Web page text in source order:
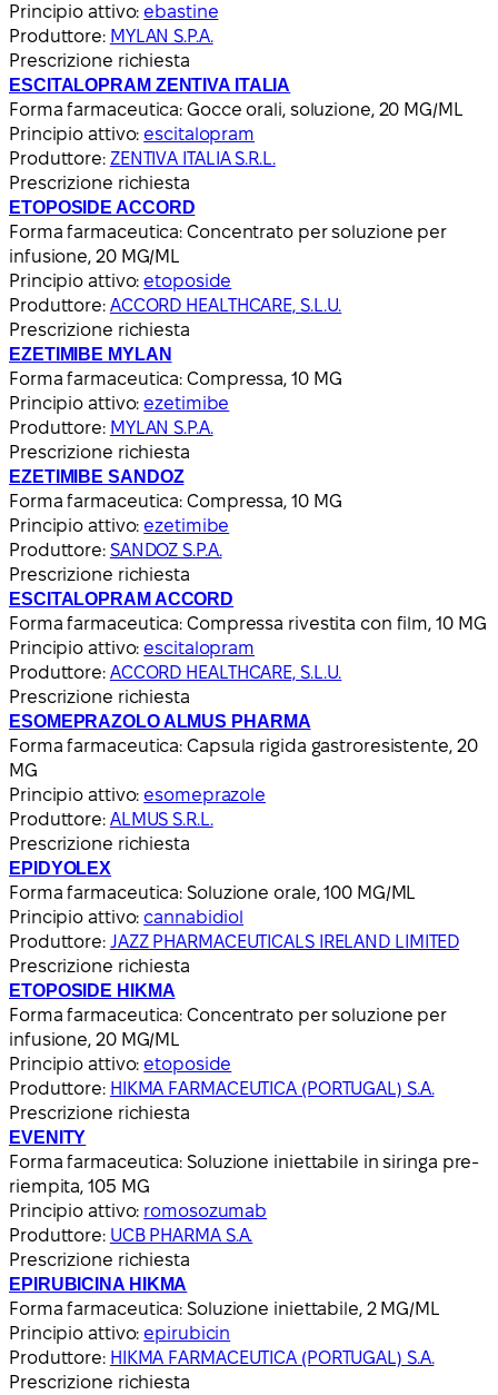
Principio attivo: ebastine
Produttore: MYLAN S.P.A.
Prescrizione richiesta
ESCITALOPRAM ZENTIVA ITALIA
Forma farmaceutica: Gocce orali, soluzione, 20 MG/ML
Principio attivo: escitalopram
Produttore: ZENTIVA ITALIA S.R.L.
Prescrizione richiesta
ETOPOSIDE ACCORD
Forma farmaceutica: Concentrato per soluzione per
infusione, 20 MG/ML
Principio attivo: etoposide
Produttore: ACCORD HEALTHCARE, S.L.U.
Prescrizione richiesta
EZETIMIBE MYLAN
Forma farmaceutica: Compressa, 10 MG
Principio attivo: ezetimibe
Produttore: MYLAN S.P.A.
Prescrizione richiesta
EZETIMIBE SANDOZ
Forma farmaceutica: Compressa, 10 MG
Principio attivo: ezetimibe
Produttore: SANDOZ S.P.A.
Prescrizione richiesta
ESCITALOPRAM ACCORD
Forma farmaceutica: Compressa rivestita con film, 10 MG
Principio attivo: escitalopram
Produttore: ACCORD HEALTHCARE, S.L.U.
Prescrizione richiesta
ESOMEPRAZOLO ALMUS PHARMA
Forma farmaceutica: Capsula rigida gastroresistente, 20
MG
Principio attivo: esomeprazole
Produttore: ALMUS S.R.L.
Prescrizione richiesta
EPIDYOLEX
Forma farmaceutica: Soluzione orale, 100 MG/ML
Principio attivo: cannabidiol
Produttore: JAZZ PHARMACEUTICALS IRELAND LIMITED
Prescrizione richiesta
ETOPOSIDE HIKMA
Forma farmaceutica: Concentrato per soluzione per
infusione, 20 MG/ML
Principio attivo: etoposide
Produttore: HIKMA FARMACEUTICA (PORTUGAL) S.A.
Prescrizione richiesta
EVENITY
Forma farmaceutica: Soluzione iniettabile in siringa pre-
riempita, 105 MG
Principio attivo: romosozumab
Produttore: UCB PHARMA S.A.
Prescrizione richiesta
EPIRUBICINA HIKMA
Forma farmaceutica: Soluzione iniettabile, 2 MG/ML
Principio attivo: epirubicin
Produttore: HIKMA FARMACEUTICA (PORTUGAL) S.A.
Prescrizione richiesta